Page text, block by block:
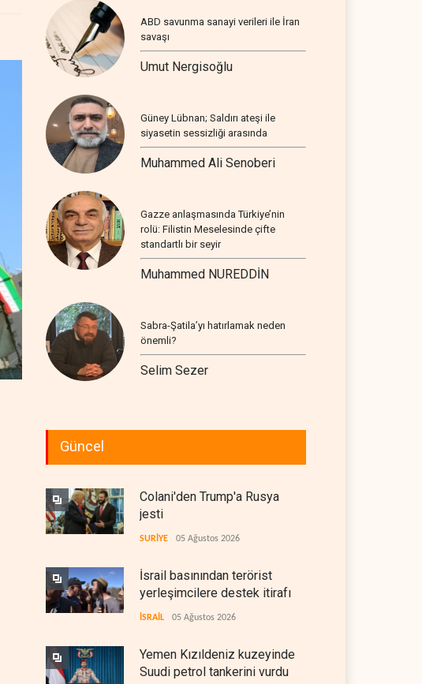
ABD savunma sanayi verileri ile İran
savaşı
Umut Nergisoğlu
Güney Lübnan; Saldırı ateşi ile
siyasetin sessizliği arasında
Muhammed Ali Senoberi
Gazze anlaşmasında Türkiye’nin
rolü: Filistin Meselesinde çifte
standartlı bir seyir
Muhammed NUREDDİN
Sabra-Şatila’yı hatırlamak neden
önemli?
Selim Sezer
Güncel
Colani'den Trump'a Rusya
jesti
SURİYE 05 Ağustos 2026
İsrail basınından terörist
yerleşimcilere destek itirafı
İSRAİL 05 Ağustos 2026
Yemen Kızıldeniz kuzeyinde
Suudi petrol tankerini vurdu